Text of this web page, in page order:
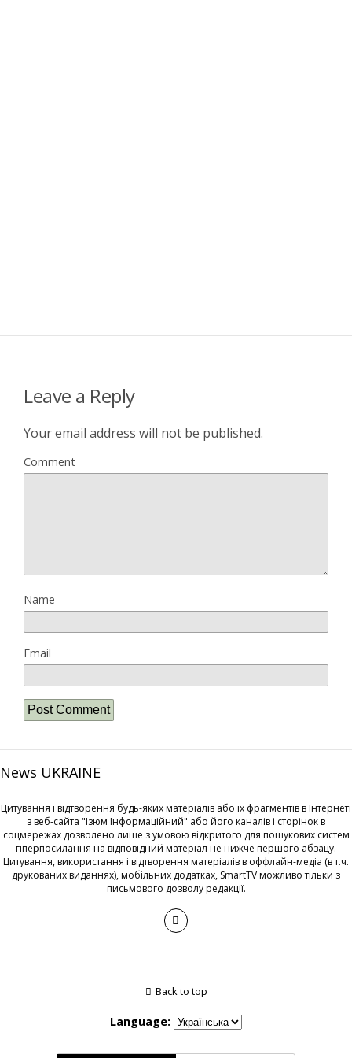
Leave a Reply
Your email address will not be published.
Comment
Name
Email
News UKRAINE
Цитування і відтворення будь-яких матеріалів або їх фрагментів в Інтернеті
з веб-сайта "Ізюм Інформаційний" або його каналів і сторінок в
соцмережах дозволено лише з умовою відкритого для пошукових систем
гіперпосилання на відповідний матеріал не нижче першого абзацу.
Цитування, використання і відтворення матеріалів в оффлайн-медіа (в т.ч.
друкованих виданнях), мобільних додатках, SmartTV можливо тільки з
письмового дозволу редакції.
Back to top
Language: